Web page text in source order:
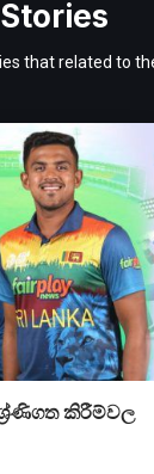
that related to
කිරීම්වල